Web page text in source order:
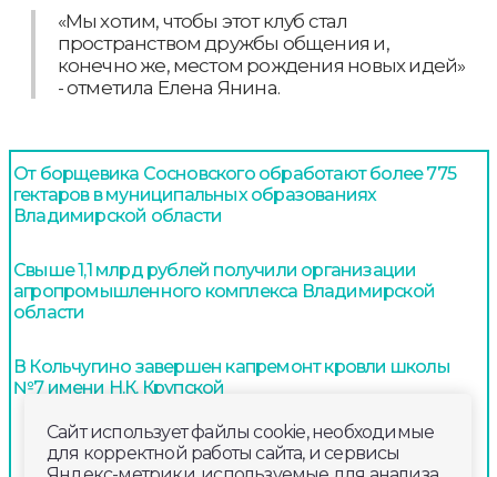
«Мы хотим, чтобы этот клуб стал
пространством дружбы общения и,
конечно же, местом рождения новых идей»
- отметила Елена Янина.
От борщевика Сосновского обработают более 775
гектаров в муниципальных образованиях
Владимирской области
Свыше 1,1 млрд рублей получили организации
агропромышленного комплекса Владимирской
области
В Кольчугино завершен капремонт кровли школы
№7 имени Н.К. Крупской
Сайт использует файлы cookie, необходимые
для корректной работы сайта, и сервисы